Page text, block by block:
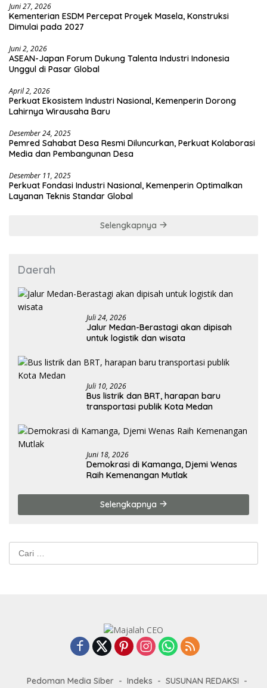
Juni 27, 2026
Kementerian ESDM Percepat Proyek Masela, Konstruksi
Dimulai pada 2027
Juni 2, 2026
ASEAN-Japan Forum Dukung Talenta Industri Indonesia
Unggul di Pasar Global
April 2, 2026
Perkuat Ekosistem Industri Nasional, Kemenperin Dorong
Lahirnya Wirausaha Baru
Desember 24, 2025
Pemred Sahabat Desa Resmi Diluncurkan, Perkuat Kolaborasi
Media dan Pembangunan Desa
Desember 11, 2025
Perkuat Fondasi Industri Nasional, Kemenperin Optimalkan
Layanan Teknis Standar Global
Selengkapnya
Daerah
Juli 24, 2026
Jalur Medan-Berastagi akan dipisah
untuk logistik dan wisata
Juli 10, 2026
Bus listrik dan BRT, harapan baru
transportasi publik Kota Medan
Juni 18, 2026
Demokrasi di Kamanga, Djemi Wenas
Raih Kemenangan Mutlak
Selengkapnya
Pedoman Media Siber Indeks SUSUNAN REDAKSI